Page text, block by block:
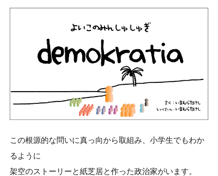
この根源的な問いに真っ向から取組み、小学生でもわか
るように
架空のストーリーと紙芝居と作った政治家がいます。